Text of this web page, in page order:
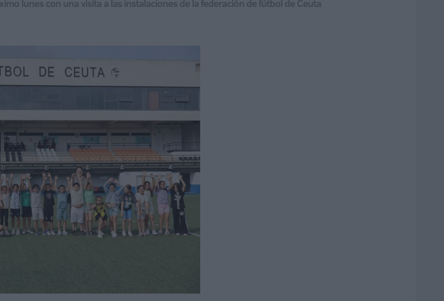
lunes con una visita a las instalaciones de la federación de fútbol de Ceuta